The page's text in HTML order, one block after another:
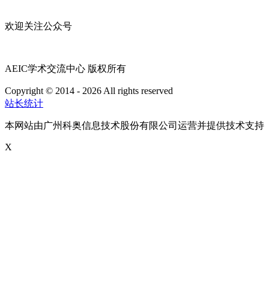
欢迎关注公众号
AEIC学术交流中心 版权所有
Copyright © 2014 - 2026 All rights reserved
站长统计
本网站由广州科奥信息技术股份有限公司运营并提供技术支持
X